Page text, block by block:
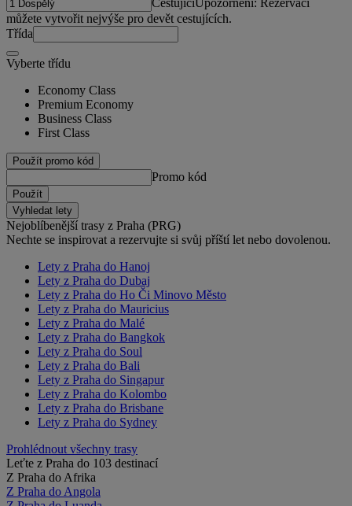
můžete vytvořit nejvýše pro devět cestujících.
Třída
Vyberte třídu
Economy Class
Premium Economy
Business Class
First Class
Použít promo kód
Promo kód
Použít
Vyhledat lety
Nejoblíbenější trasy z Praha (PRG)
Nechte se inspirovat a rezervujte si svůj příští let nebo dovolenou.
Lety z Praha do Hanoj
Lety z Praha do Dubaj
Lety z Praha do Ho Či Minovo Město
Lety z Praha do Mauricius
Lety z Praha do Malé
Lety z Praha do Bangkok
Lety z Praha do Soul
Lety z Praha do Bali
Lety z Praha do Singapur
Lety z Praha do Kolombo
Lety z Praha do Brisbane
Lety z Praha do Sydney
Prohlédnout všechny trasy
Leťte z Praha do 103 destinací
Z Praha do Afrika
Z Praha do Angola